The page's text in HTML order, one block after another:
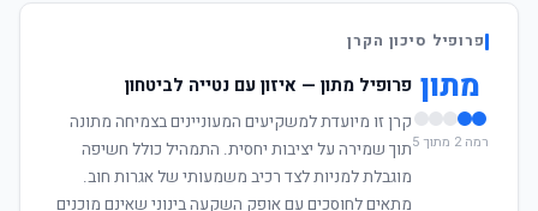
פרופיל סיכון הקרן
מתון
רמה 2 מתוך 5
פרופיל מתון — איזון עם נטייה לביטחון
קרן זו מיועדת למשקיעים המעוניינים בצמיחה מתונה
תוך שמירה על יציבות יחסית. התמהיל כולל חשיפה
מוגבלת למניות לצד רכיב משמעותי של אגרות חוב.
מתאים לחוסכים עם אופק השקעה בינוני שאינם מוכנים